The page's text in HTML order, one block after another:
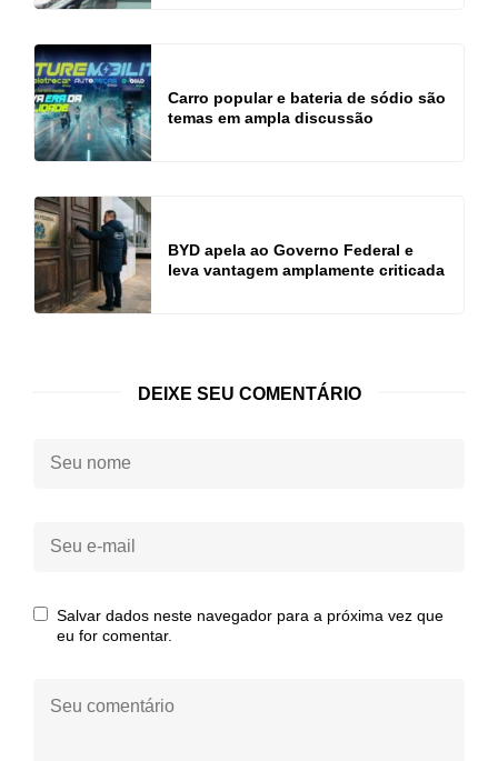
Carro popular e bateria de sódio são
temas em ampla discussão
BYD apela ao Governo Federal e
leva vantagem amplamente criticada
DEIXE SEU COMENTÁRIO
Seu
Seu
Salvar dados neste navegador para a próxima vez que
eu for comentar.
comentário: